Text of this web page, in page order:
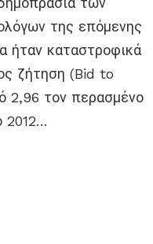
της επόμενης
ήταν καταστροφικά
ζήτηση (Bid to
2,96 τον περασμένο
2012…